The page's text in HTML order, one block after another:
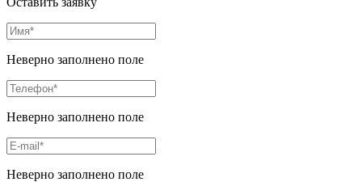
Неверно заполнено поле
Неверно заполнено поле
Неверно заполнено поле